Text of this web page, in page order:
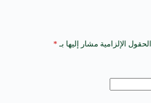
الحقول الإلزامية مشار إليها بـ *